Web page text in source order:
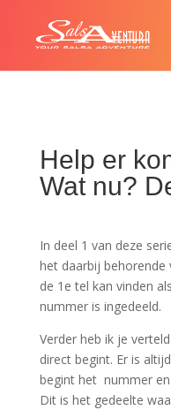
Help er
Wat nu?
In deel 1 van deze
het daarbij behorende
de 1e tel kan vinden
nummer is ingedeeld.
Verder heb ik je
direct begint. Er is
begint het nummer
Dit is het gedeelte